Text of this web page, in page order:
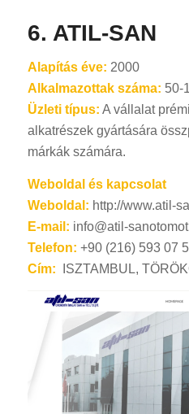
6. ATIL-SAN
Alapítás éve: 2000
Alkalmazottak száma: 50-
Üzleti típus: A vállalat
alkatrészek gyártására
márkák számára.
Weboldal és kapcsolat
Weboldal: http://www.atil-
E-mail: info@atil-
Telefon: +90 (216) 593 07
Cím: ISZTAMBUL,